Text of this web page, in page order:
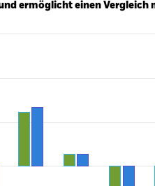
ermöglicht einen Vergleich